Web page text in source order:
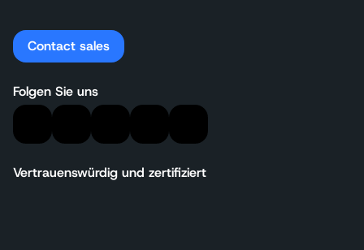
Contact sales
Folgen Sie uns
Vertrauenswürdig und zertifiziert